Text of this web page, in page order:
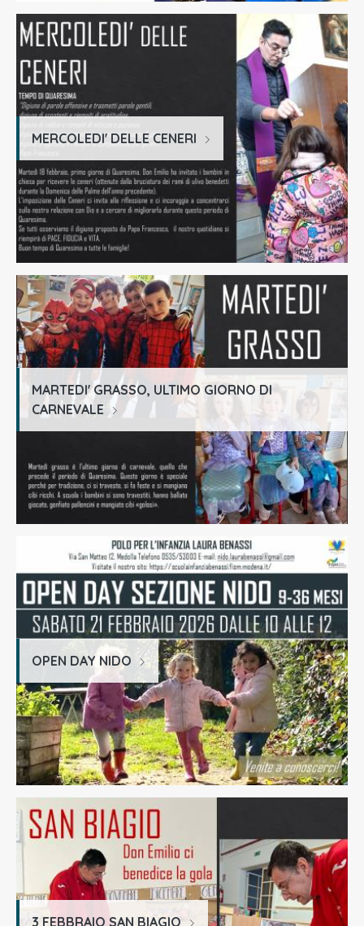
MERCOLEDI' DELLE CENERI
MARTEDI' GRASSO, ULTIMO GIORNO DI
CARNEVALE
OPEN DAY NIDO
3 FEBBRAIO SAN BIAGIO